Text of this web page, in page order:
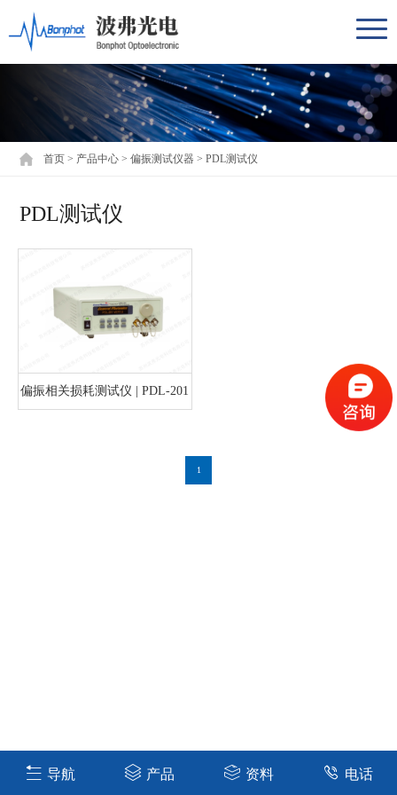
首页 > 产品中心 >偏振测试仪器 >PDL测试仪
PDL测试仪
偏振相关损耗测试仪 | PDL-201
1
导航 产品 资料 电话